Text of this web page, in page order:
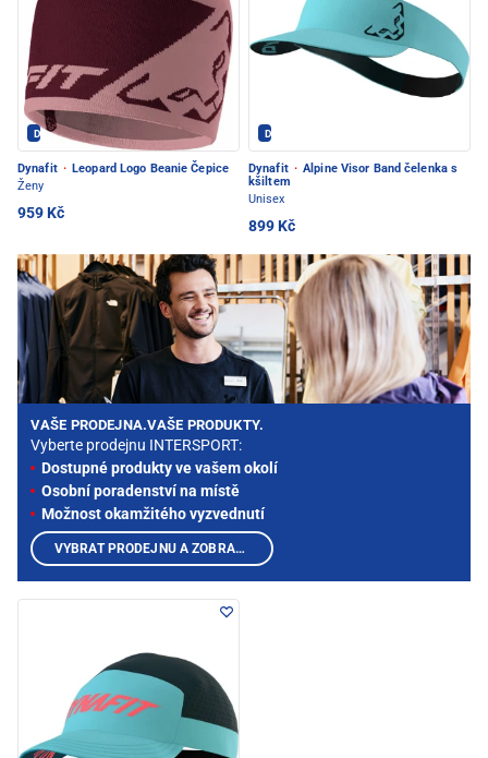
Dynafit - PEC POD SNĚŽKOU
Dynafit · Leopard Logo Beanie Čepice
Ženy
959 Kč
Dynafit - PEC POD SNĚŽKOU
Dynafit · Alpine Visor Band čelenka s
kšiltem
Unisex
899 Kč
VAŠE PRODEJNA.VAŠE PRODUKTY.
Vyberte prodejnu INTERSPORT:
Dostupné produkty ve vašem okolí
Osobní poradenství na místě
Možnost okamžitého vyzvednutí
VYBRAT PRODEJNU A ZOBRAZIT PRODUKTY